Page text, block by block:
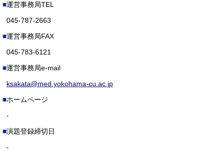
運営事務局TEL
045-787-2663
運営事務局FAX
045-783-6121
運営事務局e-mail
ksakata@med.yokohama-cu.ac.jp
ホームページ
-
演題登録締切日
-